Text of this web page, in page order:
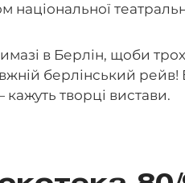
національної
в Берлін, щоби
берлінський рейв!
кажуть творці вистави.